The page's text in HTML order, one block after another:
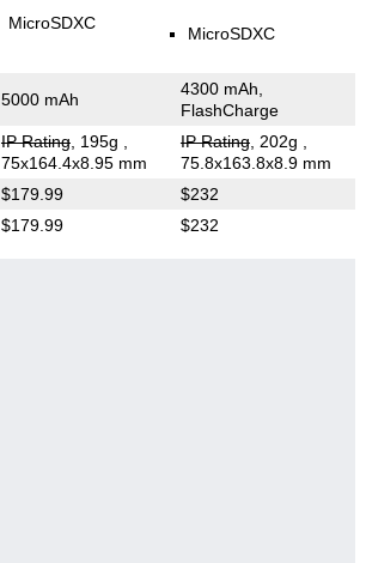
MicroSDXC
MicroSDXC
5000 mAh
4300 mAh,
FlashCharge
IP Rating, 195g
75x164.4x8.95 mm
IP Rating, 202g
75.8x163.8x8.9 mm
$179.99 $232
$179.99 $232